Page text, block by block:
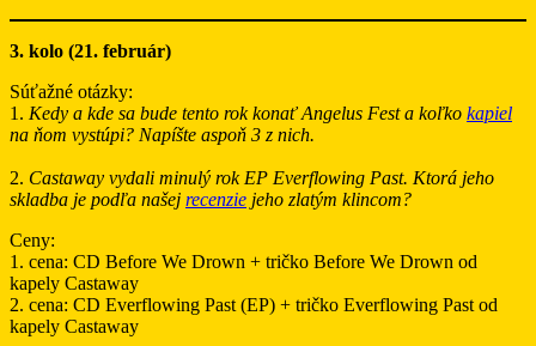
3. kolo (21. február)
Súťažné otázky:
1. Kedy a kde sa bude tento rok konať Angelus Fest a koľko kapiel
na ňom vystúpi? Napíšte aspoň 3 z nich.
2. Castaway vydali minulý rok EP Everflowing Past. Ktorá jeho
skladba je podľa našej recenzie jeho zlatým klincom?
Ceny:
1. cena: CD Before We Drown + tričko Before We Drown od
kapely Castaway
2. cena: CD Everflowing Past (EP) + tričko Everflowing Past od
kapely Castaway